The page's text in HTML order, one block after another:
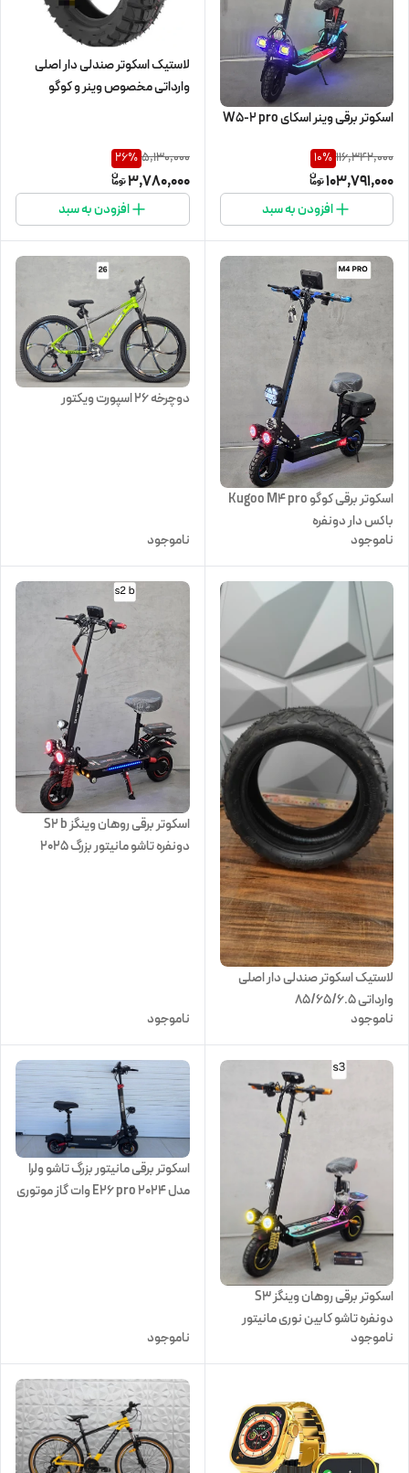
اسکوتر برقی وینر اسکای W5-2 pro
116,342,000
10%
103,791,000
افزودن به سبد
لاستیک اسکوتر صندلی دار اصلی
وارداتی مخصوص وینر و کوگو
5,130,000
26%
3,780,000
افزودن به سبد
اسکوتر برقی کوگو Kugoo M4 pro
باکس دار دونفره
ناموجود
دوچرخه ۲۶ اسپورت ویکتور
ناموجود
لاستیک اسکوتر صندلی دار اصلی
وارداتی 85/65/6.5
ناموجود
اسکوتر برقی روهان وینگز S2 b
دونفره تاشو مانیتور بزرگ 2025
ناموجود
اسکوتر برقی روهان وینگز S3
دونفره تاشو کابین نوری مانیتور
بزرگ 2025
ناموجود
اسکوتر برقی مانیتور بزرگ تاشو ولرا
مدل E26 pro 2024 وات گاز موتوری
ناموجود